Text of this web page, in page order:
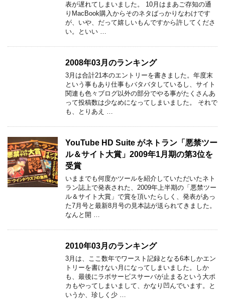
表が遅れてしまいました。 10月はまあご存知の通
りMacBook購入からそのネタばっかりなわけです
が、いや、だって嬉しいもんですから許してくださ
い。といい …
2008年03月のランキング
3月は合計21本のエントリーを書きました。年度末
という事もあり仕事もバタバタしているし、サイト
関連も色々ブログ以外の部分でやる事がたくさんあ
って投稿数は少なめになってしまいました。 それで
も、とりあえ …
YouTube HD Suite がネトラン「悪禁ツー
ル＆サイト大賞」2009年1月期の第3位を
受賞
いままでも何度かツールを紹介していただいたネト
ラン誌上で発表された、2009年上半期の「悪禁ツー
ル＆サイト大賞」で賞を頂いたらしく、発表があっ
た7月号と最新8月号の見本誌が送られてきました。
なんと開 …
2010年03月のランキング
3月は、ここ数年でワースト記録となる6本しかエン
トリーを書けない月になってしまいました。しか
も、最後にラボサービスサーバが止まるという大ポ
カもやってしまいまして、かなり凹んでいます。と
いうか、珍しく少 …